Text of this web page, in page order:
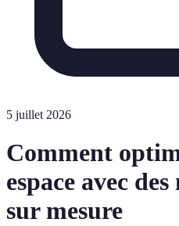
5 juillet 2026
Comment
espace avec
sur mesure